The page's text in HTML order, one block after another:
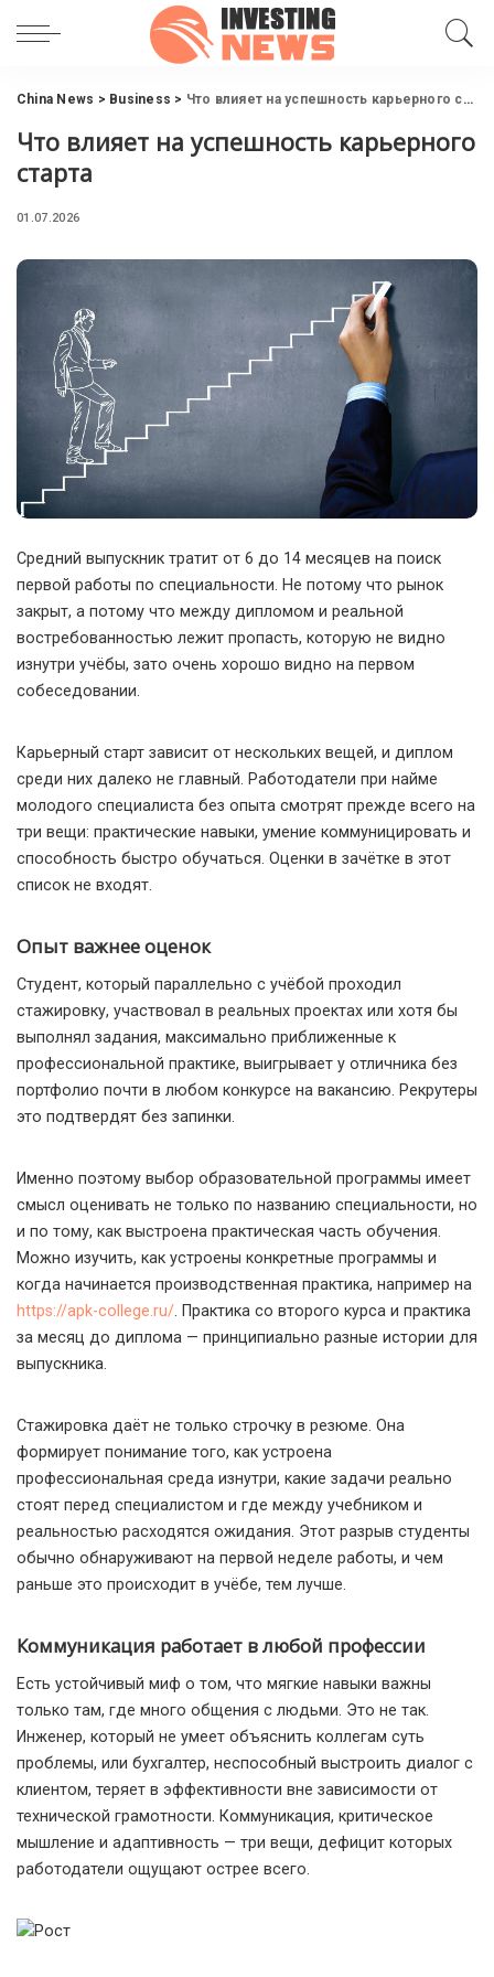
China News > Business > Что влияет на успешность карьерного старта
Что влияет на успешность карьерного
старта
01.07.2026
Средний выпускник тратит от 6 до 14 месяцев на поиск
первой работы по специальности. Не потому что рынок
закрыт, а потому что между дипломом и реальной
востребованностью лежит пропасть, которую не видно
изнутри учёбы, зато очень хорошо видно на первом
собеседовании.
Карьерный старт зависит от нескольких вещей, и диплом
среди них далеко не главный. Работодатели при найме
молодого специалиста без опыта смотрят прежде всего на
три вещи: практические навыки, умение коммуницировать и
способность быстро обучаться. Оценки в зачётке в этот
список не входят.
Опыт важнее оценок
Студент, который параллельно с учёбой проходил
стажировку, участвовал в реальных проектах или хотя бы
выполнял задания, максимально приближенные к
профессиональной практике, выигрывает у отличника без
портфолио почти в любом конкурсе на вакансию. Рекрутеры
это подтвердят без запинки.
Именно поэтому выбор образовательной программы имеет
смысл оценивать не только по названию специальности, но
и по тому, как выстроена практическая часть обучения.
Можно изучить, как устроены конкретные программы и
когда начинается производственная практика, например на
https://apk-college.ru/. Практика со второго курса и практика
за месяц до диплома — принципиально разные истории для
выпускника.
Стажировка даёт не только строчку в резюме. Она
формирует понимание того, как устроена
профессиональная среда изнутри, какие задачи реально
стоят перед специалистом и где между учебником и
реальностью расходятся ожидания. Этот разрыв студенты
обычно обнаруживают на первой неделе работы, и чем
раньше это происходит в учёбе, тем лучше.
Коммуникация работает в любой профессии
Есть устойчивый миф о том, что мягкие навыки важны
только там, где много общения с людьми. Это не так.
Инженер, который не умеет объяснить коллегам суть
проблемы, или бухгалтер, неспособный выстроить диалог с
клиентом, теряет в эффективности вне зависимости от
технической грамотности. Коммуникация, критическое
мышление и адаптивность — три вещи, дефицит которых
работодатели ощущают острее всего.